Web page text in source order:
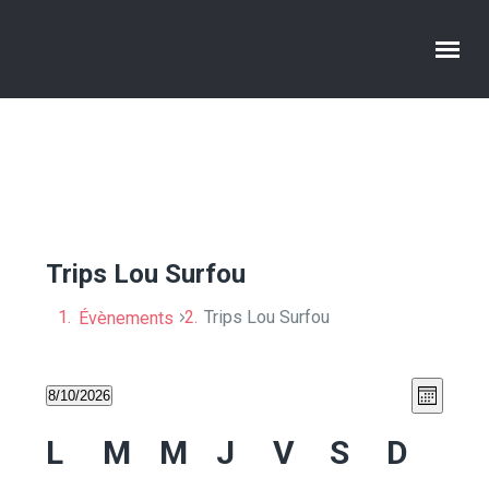
Trips Lou Surfou
Évènements Trips Lou Surfou
N
N
Mois
8/10/2026
C
L M M J V S
D